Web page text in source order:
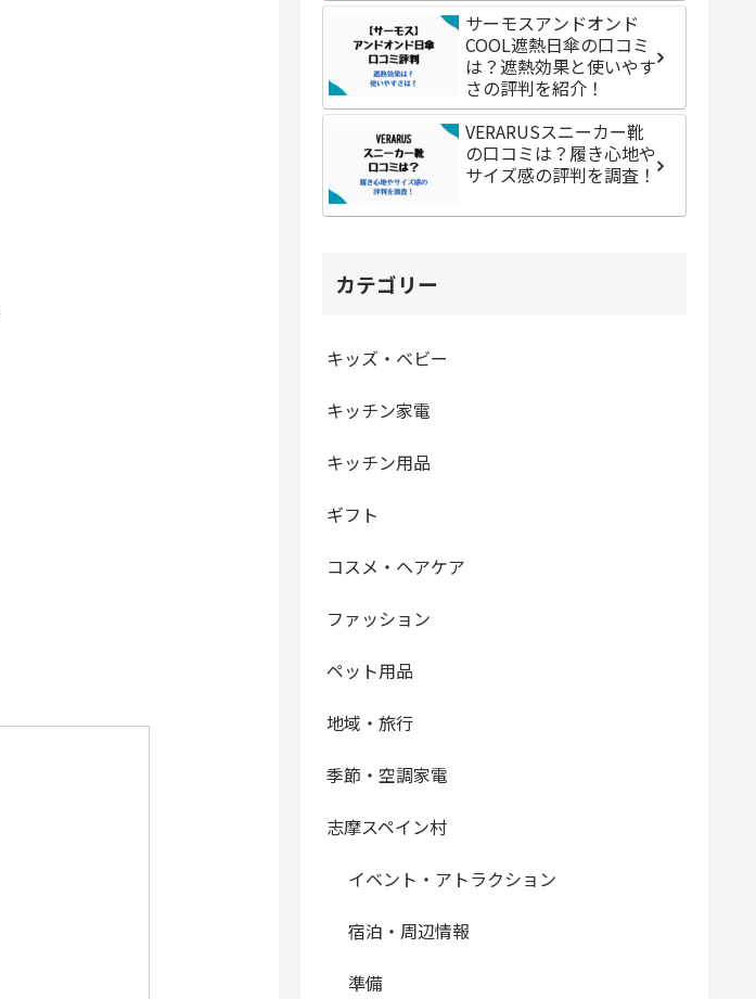
サーモスアンドオンド
COOL遮熱日傘の口コミ
は？遮熱効果と使いやす
さの評判を紹介！
VERARUSスニーカー靴
の口コミは？履き心地や
サイズ感の評判を調査！
カテゴリー
キッズ・ベビー
キッチン家電
キッチン用品
ギフト
コスメ・ヘアケア
ファッション
ペット用品
地域・旅行
季節・空調家電
志摩スペイン村
イベント・アトラクション
宿泊・周辺情報
準備